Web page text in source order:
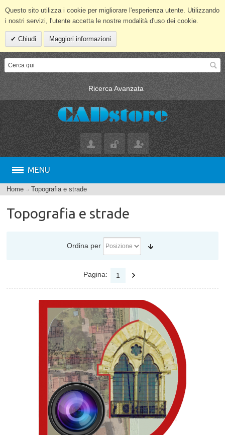
Questo sito utilizza i cookie per migliorare l'esperienza utente. Utilizzando
i nostri servizi, l'utente accetta le nostre modalità d'uso dei cookie.
Chiudi Maggiori informazioni
Ricerca Avanzata
MENU
Home Topografia e strade
Topografia e strade
Ordina per
Pagina: 1